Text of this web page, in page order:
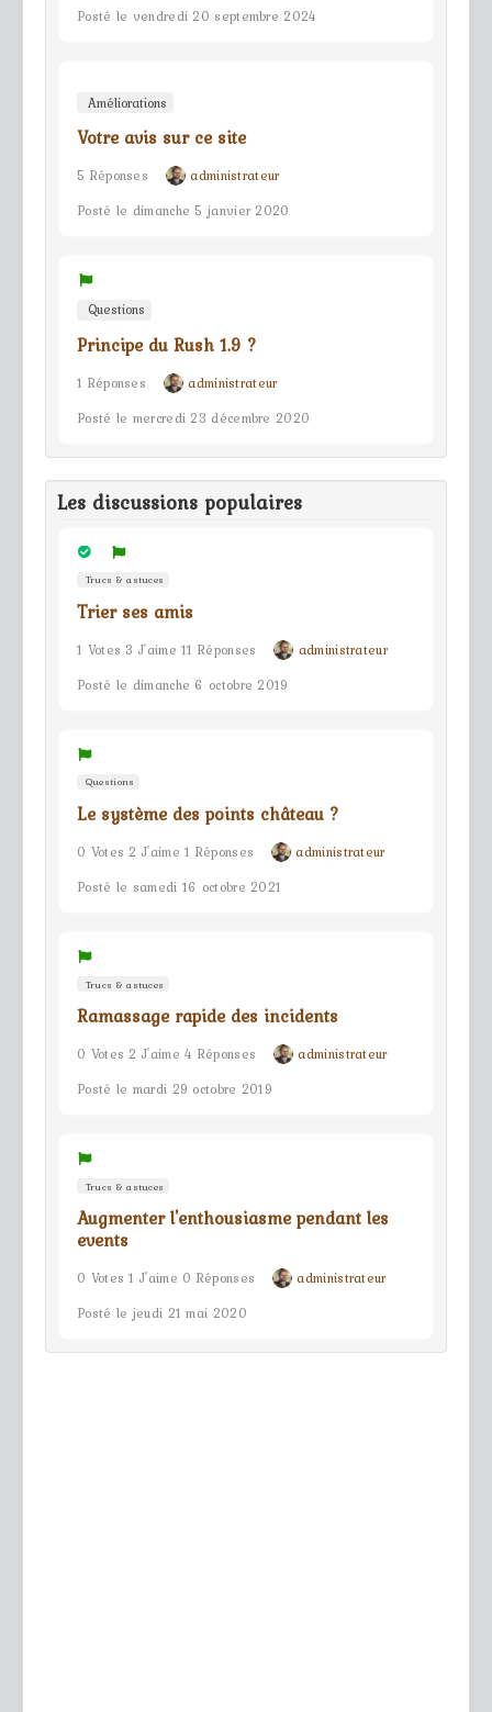
Posté le vendredi 20 septembre 2024
Améliorations
Votre avis sur ce site
5 Réponses
administrateur
Posté le dimanche 5 janvier 2020
Questions
Principe du Rush 1.9 ?
1 Réponses
administrateur
Posté le mercredi 23 décembre 2020
Les discussions populaires
Trucs & astuces
Trier ses amis
1 Votes 3 J'aime 11 Réponses
administrateur
Posté le dimanche 6 octobre 2019
Questions
Le système des points château ?
0 Votes 2 J'aime 1 Réponses
administrateur
Posté le samedi 16 octobre 2021
Trucs & astuces
Ramassage rapide des incidents
0 Votes 2 J'aime 4 Réponses
administrateur
Posté le mardi 29 octobre 2019
Trucs & astuces
Augmenter l'enthousiasme pendant les
events
0 Votes 1 J'aime 0 Réponses
administrateur
Posté le jeudi 21 mai 2020